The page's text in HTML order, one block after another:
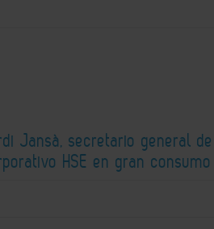
Jansà, secretario general de
HSE en gran consumo